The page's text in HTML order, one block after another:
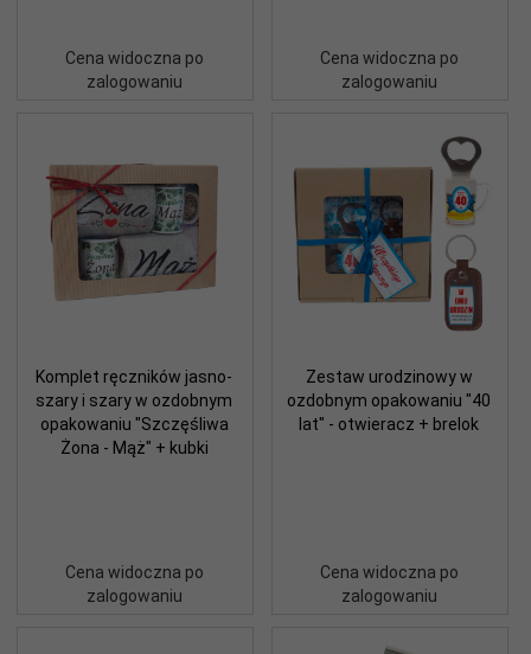
Cena widoczna po
zalogowaniu
Cena widoczna po
zalogowaniu
Komplet ręczników jasno-
szary i szary w ozdobnym
opakowaniu "Szczęśliwa
Żona - Mąż" + kubki
Cena widoczna po
zalogowaniu
Zestaw urodzinowy w
ozdobnym opakowaniu "40
lat" - otwieracz + brelok
Cena widoczna po
zalogowaniu